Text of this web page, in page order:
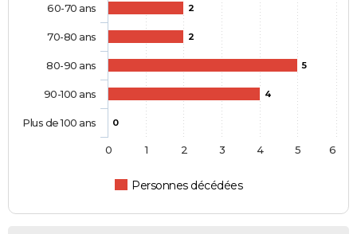
2
2
5
4
0
Personnes décédées
60-70 ans
70-80 ans
80-90 ans
90-100 ans
Plus de 100 ans
0 1 2 3 4 5 6